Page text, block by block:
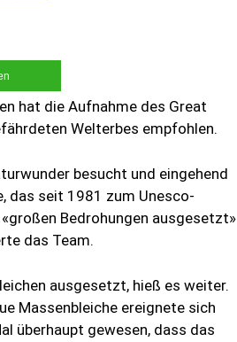
hat die Aufnahme des Great
Welterbes empfohlen.
besucht und eingehend
das seit 1981 zum Unesco-
Bedrohungen ausgesetzt»
das Team.
ausgesetzt, hieß es weiter.
Massenbleiche ereignete sich
überhaupt gewesen, dass das